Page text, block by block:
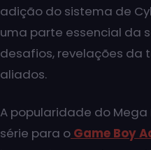
adição do sistema de
uma parte essencial da
desafios, revelações da
aliados.
A popularidade do
série para o Game Boy